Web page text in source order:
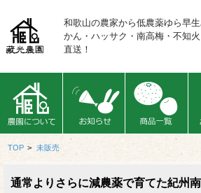
和歌山の農家から低農薬ゆら早
かん・ハッサク・南高梅・不知
直送！
TOP > 未販売
通常よりさらに減農薬で育てた紀州